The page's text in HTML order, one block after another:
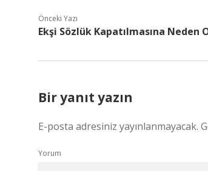
Önceki Yazı
Ekşi Sözlük Kapatılmasına Neden
Bir yanıt yazın
E-posta adresiniz yayınlanmayacak.
Yorum